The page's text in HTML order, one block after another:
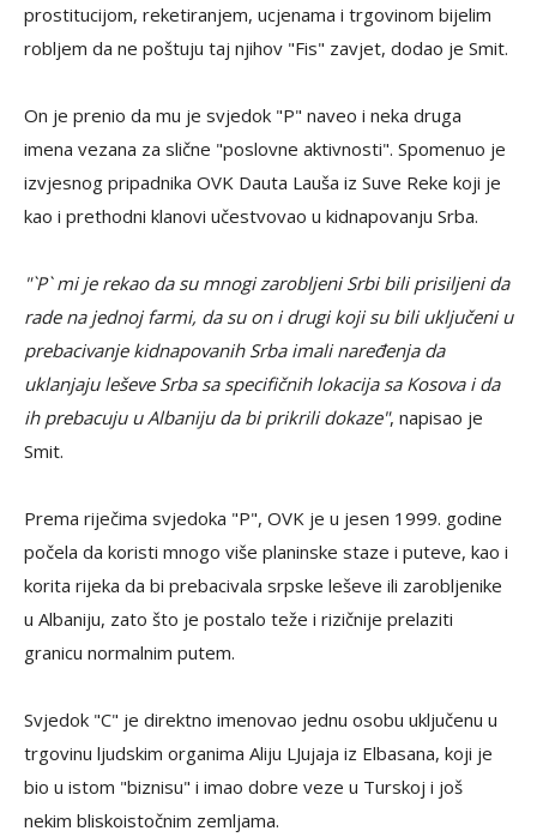
prostitucijom, reketiranjem, ucjenama i trgovinom bijelim
robljem da ne poštuju taj njihov "Fis" zavjet, dodao je Smit.
On je prenio da mu je svjedok "P" naveo i neka druga
imena vezana za slične "poslovne aktivnosti". Spomenuo je
izvjesnog pripadnika OVK Dauta Lauša iz Suve Reke koji je
kao i prethodni klanovi učestvovao u kidnapovanju Srba.
"`P` mi je rekao da su mnogi zarobljeni Srbi bili prisiljeni da
rade na jednoj farmi, da su on i drugi koji su bili uključeni u
prebacivanje kidnapovanih Srba imali naređenja da
uklanjaju leševe Srba sa specifičnih lokacija sa Kosova i da
ih prebacuju u Albaniju da bi prikrili dokaze", napisao je
Smit.
Prema riječima svjedoka "P", OVK je u jesen 1999. godine
počela da koristi mnogo više planinske staze i puteve, kao i
korita rijeka da bi prebacivala srpske leševe ili zarobljenike
u Albaniju, zato što je postalo teže i rizičnije prelaziti
granicu normalnim putem.
Svjedok "C" je direktno imenovao jednu osobu uključenu u
trgovinu ljudskim organima Aliju LJujaja iz Elbasana, koji je
bio u istom "biznisu" i imao dobre veze u Turskoj i još
nekim bliskoistočnim zemljama.